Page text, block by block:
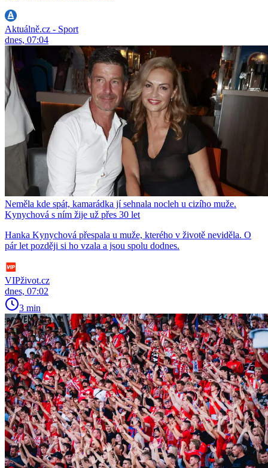
Aktuálně.cz - Sport
dnes, 07:04
Neměla kde spát, kamarádka jí sehnala nocleh u cizího muže.
Kynychová s ním žije už přes 30 let
Hanka Kynychová přespala u muže, kterého v životě neviděla. O
pár let později si ho vzala a jsou spolu dodnes.
VIPživot.cz
dnes, 07:02
3 min